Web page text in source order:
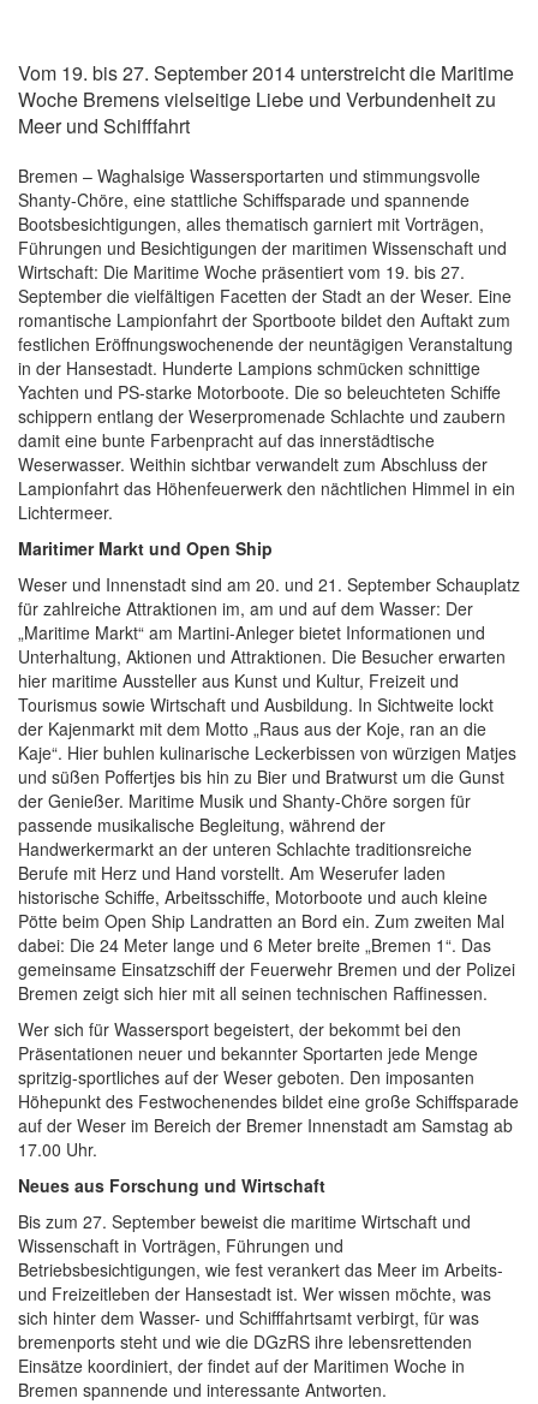
Vom 19. bis 27. September 2014 unterstreicht die Maritime
Woche Bremens vielseitige Liebe und Verbundenheit zu
Meer und Schifffahrt
Bremen – Waghalsige Wassersportarten und stimmungsvolle
Shanty-Chöre, eine stattliche Schiffsparade und spannende
Bootsbesichtigungen, alles thematisch garniert mit Vorträgen,
Führungen und Besichtigungen der maritimen Wissenschaft und
Wirtschaft: Die Maritime Woche präsentiert vom 19. bis 27.
September die vielfältigen Facetten der Stadt an der Weser. Eine
romantische Lampionfahrt der Sportboote bildet den Auftakt zum
festlichen Eröffnungswochenende der neuntägigen Veranstaltung
in der Hansestadt. Hunderte Lampions schmücken schnittige
Yachten und PS-starke Motorboote. Die so beleuchteten Schiffe
schippern entlang der Weserpromenade Schlachte und zaubern
damit eine bunte Farbenpracht auf das innerstädtische
Weserwasser. Weithin sichtbar verwandelt zum Abschluss der
Lampionfahrt das Höhenfeuerwerk den nächtlichen Himmel in ein
Lichtermeer.
Maritimer Markt und Open Ship
Weser und Innenstadt sind am 20. und 21. September Schauplatz
für zahlreiche Attraktionen im, am und auf dem Wasser: Der
„Maritime Markt“ am Martini-Anleger bietet Informationen und
Unterhaltung, Aktionen und Attraktionen. Die Besucher erwarten
hier maritime Aussteller aus Kunst und Kultur, Freizeit und
Tourismus sowie Wirtschaft und Ausbildung. In Sichtweite lockt
der Kajenmarkt mit dem Motto „Raus aus der Koje, ran an die
Kaje“. Hier buhlen kulinarische Leckerbissen von würzigen Matjes
und süßen Poffertjes bis hin zu Bier und Bratwurst um die Gunst
der Genießer. Maritime Musik und Shanty-Chöre sorgen für
passende musikalische Begleitung, während der
Handwerkermarkt an der unteren Schlachte traditionsreiche
Berufe mit Herz und Hand vorstellt. Am Weserufer laden
historische Schiffe, Arbeitsschiffe, Motorboote und auch kleine
Pötte beim Open Ship Landratten an Bord ein. Zum zweiten Mal
dabei: Die 24 Meter lange und 6 Meter breite „Bremen 1“. Das
gemeinsame Einsatzschiff der Feuerwehr Bremen und der Polizei
Bremen zeigt sich hier mit all seinen technischen Raffinessen.
Wer sich für Wassersport begeistert, der bekommt bei den
Präsentationen neuer und bekannter Sportarten jede Menge
spritzig-sportliches auf der Weser geboten. Den imposanten
Höhepunkt des Festwochenendes bildet eine große Schiffsparade
auf der Weser im Bereich der Bremer Innenstadt am Samstag ab
17.00 Uhr.
Neues aus Forschung und Wirtschaft
Bis zum 27. September beweist die maritime Wirtschaft und
Wissenschaft in Vorträgen, Führungen und
Betriebsbesichtigungen, wie fest verankert das Meer im Arbeits-
und Freizeitleben der Hansestadt ist. Wer wissen möchte, was
sich hinter dem Wasser- und Schifffahrtsamt verbirgt, für was
bremenports steht und wie die DGzRS ihre lebensrettenden
Einsätze koordiniert, der findet auf der Maritimen Woche in
Bremen spannende und interessante Antworten.